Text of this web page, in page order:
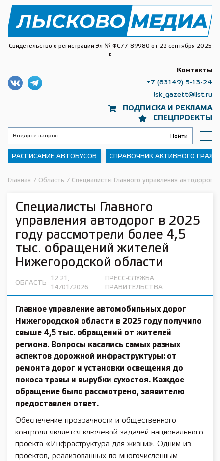
Свидетельство о регистрации Эл № ФС77-89980 от 22 сентября 2025
г.
ПОДПИСКА И РЕКЛАМА
СПЕЦПРОЕКТЫ
Контакты
+7 (83149) 5-13-24
lsk_gazett@list.ru
РАСПИСАНИЕ АВТОБУСОВ СПРАВОЧНИК АКТИВНОГО
Главная / Область / Специалисты Главного управления
Специалисты Главного
управления автодорог в 2025
году рассмотрели более 4,5
тыс. обращений жителей
Нижегородской области
ОБЛАСТЬ
12:21,
14/01/2026
ПРЕСС-СЛУЖБА
ПРАВИТЕЛЬСТВА
Главное управление автомобильных дорог
Нижегородской области в 2025 году получило
свыше 4,5 тыс. обращений от жителей
региона. Вопросы касались самых разных
аспектов дорожной инфраструктуры: от
ремонта дорог и установки освещения до
покоса травы и вырубки сухостоя. Каждое
обращение было рассмотрено, заявителю
предоставлен ответ.
Обеспечение прозрачности и общественного
контроля является ключевой задачей национального
проекта «Инфраструктура для жизни». Одним из
проектов, реализованных по многочисленным